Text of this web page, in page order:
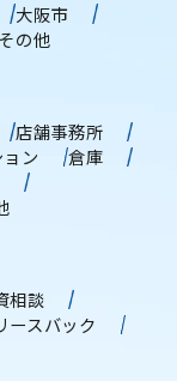
大阪市
その他
店舗事務所
ン
倉庫
相談
ースバック